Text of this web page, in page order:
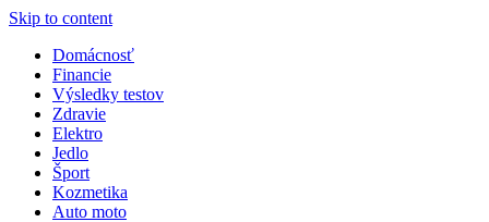
Skip to content
Domácnosť
Financie
Výsledky testov
Zdravie
Elektro
Jedlo
Šport
Kozmetika
Auto moto